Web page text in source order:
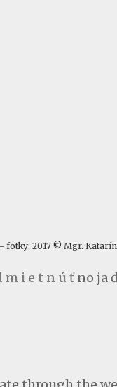
2017 © Mgr.
m i e t n ú ťno ja